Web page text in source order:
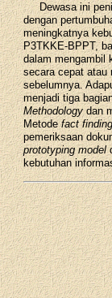
Dewasa ini
dengan
meningkatnya
P3TKKE-BPPT,
dalam mengambil
secara cepat atau
sebelumnya.
menjadi tiga
Methodologydan
Metodefact finding
pemeriksaan
prototyping model
kebutuhan